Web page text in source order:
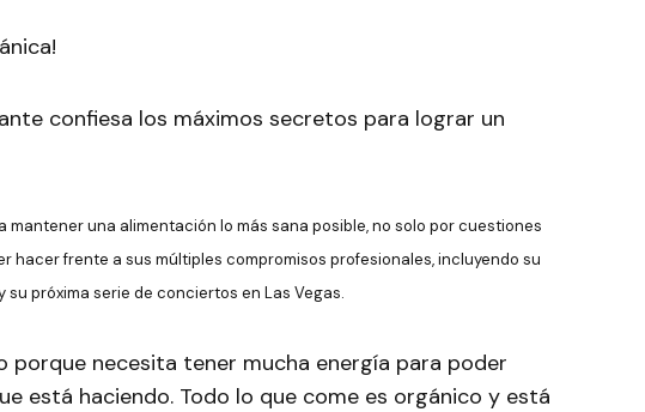
confiesa los máximos secretos para lograr un
mantener una alimentación lo más sana posible, no solo por cuestiones
hacer frente a sus múltiples compromisos profesionales, incluyendo su
su próxima serie de conciertos en Las Vegas.
porque necesita tener mucha energía para poder
está haciendo. Todo lo que come es orgánico y está